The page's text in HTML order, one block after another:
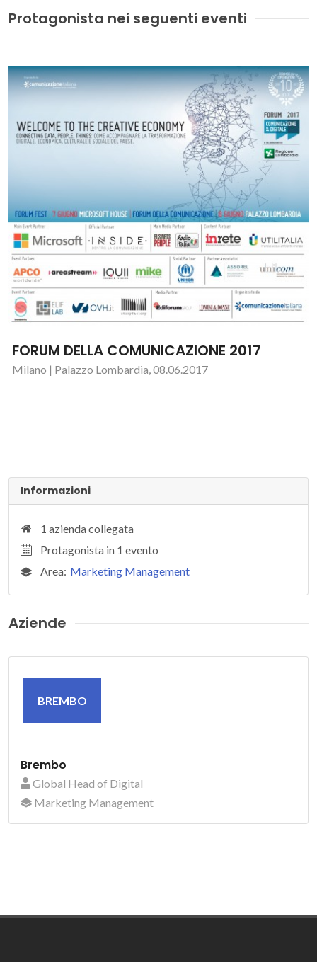
Protagonista nei seguenti eventi
FORUM DELLA COMUNICAZIONE 2017
Milano | Palazzo Lombardia, 08.06.2017
Informazioni
1 azienda collegata
Protagonista in 1 evento
Area: Marketing Management
Aziende
BREMBO
Brembo
Global Head of Digital
Marketing Management